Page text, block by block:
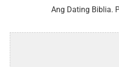
Ang Dating Biblia.